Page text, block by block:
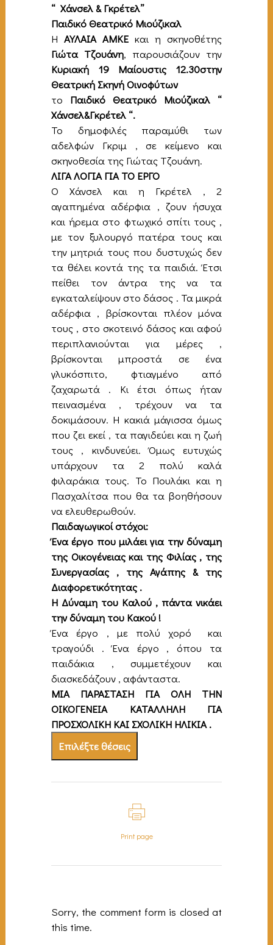
“ Χάνσελ & Γκρέτελ”
Παιδικό Θεατρικό Μιούζικαλ
Η ΑΥΛΑΙΑ ΑΜΚΕ και η σκηνοθέτης
Γιώτα Τζουάνη, παρουσιάζουν την
Κυριακή 19 Μαίουστις 12.30στην
Θεατρική Σκηνή Οινοφύτων
το Παιδικό Θεατρικό Μιούζικαλ “
Χάνσελ&Γκρέτελ “.
Το δημοφιλές παραμύθι των
αδελφών Γκριμ , σε κείμενο και
σκηνοθεσία της Γιώτας Τζουάνη.
ΛΙΓΑ ΛΟΓΙΑ ΓΙΑ ΤΟ ΕΡΓΟ
Ο Χάνσελ και η Γκρέτελ , 2
αγαπημένα αδέρφια , ζουν ήσυχα
και ήρεμα στο φτωχικό σπίτι τους ,
με τον ξυλουργό πατέρα τους και
την μητριά τους που δυστυχώς δεν
τα θέλει κοντά της τα παιδιά. Έτσι
πείθει τον άντρα της να τα
εγκαταλείψουν στο δάσος . Τα μικρά
αδέρφια , βρίσκονται πλέον μόνα
τους , στο σκοτεινό δάσος και αφού
περιπλανιούνται για μέρες ,
βρίσκονται μπροστά σε ένα
γλυκόσπιτο, φτιαγμένο από
ζαχαρωτά . Κι έτσι όπως ήταν
πεινασμένα , τρέχουν να τα
δοκιμάσουν. Η κακιά μάγισσα όμως
που ζει εκεί , τα παγιδεύει και η ζωή
τους , κινδυνεύει. Όμως ευτυχώς
υπάρχουν τα 2 πολύ καλά
φιλαράκια τους. Το Πουλάκι και η
Πασχαλίτσα που θα τα βοηθήσουν
να ελευθερωθούν.
Παιδαγωγικοί στόχοι:
Ένα έργο που μιλάει για την δύναμη
της Οικογένειας και της Φιλίας , της
Συνεργασίας , της Αγάπης & της
Διαφορετικότητας .
Η Δύναμη του Καλού , πάντα νικάει
την δύναμη του Κακού !
Ένα έργο , με πολύ χορό και
τραγούδι . Ένα έργο , όπου τα
παιδάκια , συμμετέχουν και
διασκεδάζουν , αφάνταστα.
ΜΙΑ ΠΑΡΑΣΤΑΣΗ ΓΙΑ ΟΛΗ ΤΗΝ
ΟΙΚΟΓΕΝΕΙΑ ΚΑΤΑΛΛΗΛΗ ΓΙΑ
ΠΡΟΣΧΟΛΙΚΗ ΚΑΙ ΣΧΟΛΙΚΗ ΗΛΙΚΙΑ .
Επιλέξτε θέσεις
Print page
Sorry, the comment form is closed at
this time.